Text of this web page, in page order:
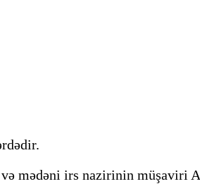
mədəni irs nazirinin müşaviri